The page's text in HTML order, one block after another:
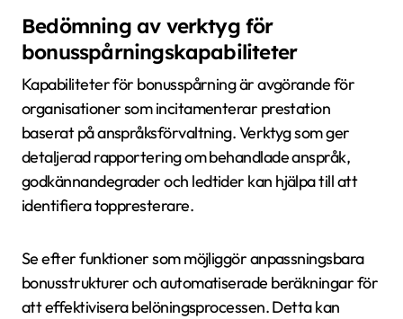
Bedömning av verktyg för
bonusspårningskapabiliteter
Kapabiliteter för bonusspårning är avgörande för
organisationer som incitamenterar prestation
baserat på anspråksförvaltning. Verktyg som ger
detaljerad rapportering om behandlade anspråk,
godkännandegrader och ledtider kan hjälpa till att
identifiera toppresterare.
Se efter funktioner som möjliggör anpassningsbara
bonusstrukturer och automatiserade beräkningar för
att effektivisera belöningsprocessen. Detta kan